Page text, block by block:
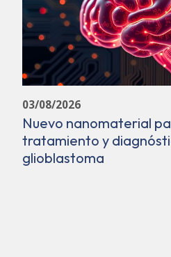
03/08/2026
Nuevo nanomaterial
tratamiento y
glioblastoma